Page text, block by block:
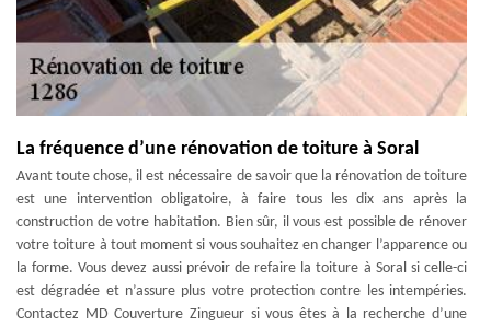
La fréquence d’une rénovation de toiture à Soral
Avant toute chose, il est nécessaire de savoir que la rénovation de toiture
est une intervention obligatoire, à faire tous les dix ans après la
construction de votre habitation. Bien sûr, il vous est possible de rénover
votre toiture à tout moment si vous souhaitez en changer l’apparence ou
la forme. Vous devez aussi prévoir de refaire la toiture à Soral si celle-ci
est dégradée et n’assure plus votre protection contre les intempéries.
Contactez MD Couverture Zingueur si vous êtes à la recherche d’une